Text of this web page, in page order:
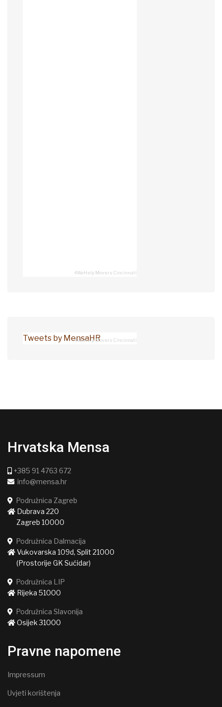
4WeHelp Movers Cincinnati
Tweets by MensaHR4WeHelp Movers Cincinnati
Hrvatska Mensa
+385 91 4763 672
info@mensa.hr
Podružnica Zagreb
Dubrava 220
Zagreb 10000
Podružnica Dalmacija
Vukovarska 109d, Split 21000
(Prostorije GK Sućidar)
Podružnica LIP
Rijeka 51000
Podružnica Slavonija
Osijek 31000
Pravne napomene
Impressum
Uvjeti korištenja